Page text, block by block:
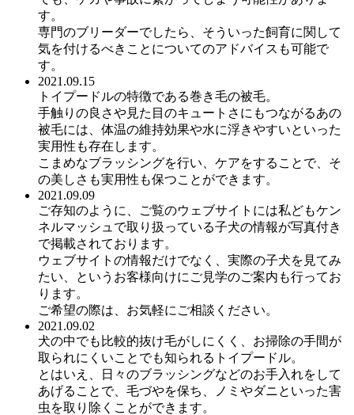
す。
専門のブリーダーでしたら、そういった飼育に関して
気を付けるべきことについてのアドバイスも可能で
す。
2021.09.15
トイプードルの特徴である巻き毛の被毛。
手触りの良さや見た目のキュートさにもつながるあの
被毛には、体温の維持効果や水に浮きやすいといった
実用性も存在します。
こまめなブラッシングを行い、ケアをすることで、そ
の美しさも実用性も保つことができます。
2021.09.09
ご存知のように、ご覧のウェブサイトには私どもケン
ネルマッシュで取り扱っている子犬の情報が写真付き
で掲載されております。
ウェブサイトの情報だけでなく、実際の子犬を見てみ
たい、というお客様向けにご見学のご案内も行ってお
ります。
ご希望の際は、お気軽にご相談ください。
2021.09.02
犬の中でも比較的抜け毛がしにくく、お掃除の手間が
取られにくいことでも知られるトイプードル。
とはいえ、日々のブラッシングなどのお手入れをして
あげることで、毛づやを保ち、ノミやダニといった害
虫を取り除くことができます。